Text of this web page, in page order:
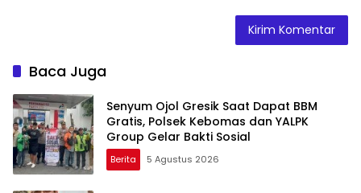
Baca Juga
Senyum Ojol Gresik Saat Dapat BBM
Gratis, Polsek Kebomas dan YALPK
Group Gelar Bakti Sosial
Berita 5 Agustus 2026